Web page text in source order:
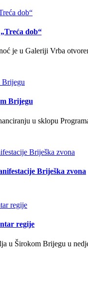
dob“
je u Galeriji Vrba
Brijegu
u sklopu
Briješka zvona
regije
u Širokom Brijegu u